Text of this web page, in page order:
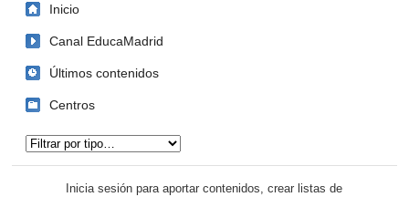
Inicio
Canal EducaMadrid
Últimos contenidos
Centros
Inicia sesión para aportar contenidos, crear listas de